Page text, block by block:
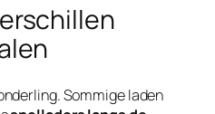
Sommige laden